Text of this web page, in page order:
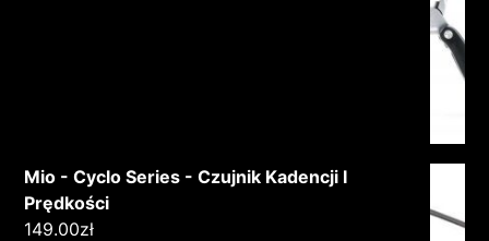
Mio - Cyclo Series - Czujnik Kadencji I
Prędkości
149.00zł